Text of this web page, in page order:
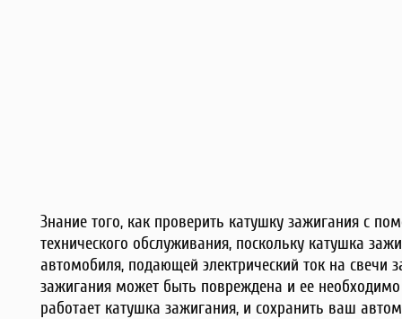
Знание того, как проверить катушку зажигания с
технического обслуживания, поскольку катушка
автомобиля, подающей электрический ток на свечи
зажигания может быть повреждена и ее
работает катушка зажигания, и сохранить ваш